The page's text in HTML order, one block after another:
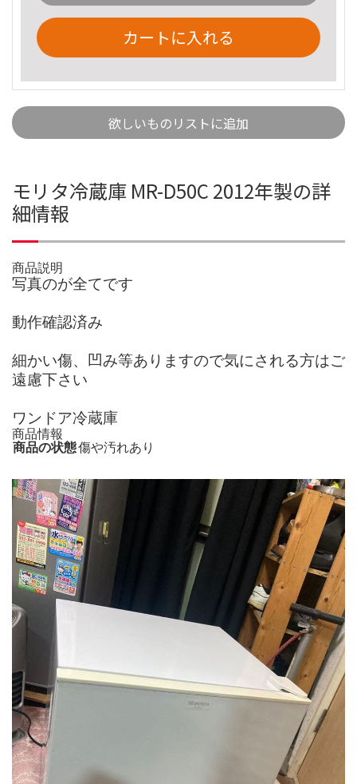
カートに入れる
欲しいものリストに追加
モリタ冷蔵庫 MR-D50C 2012年製の詳
細情報
商品説明
写真のが全てです
動作確認済み
細かい傷、凹み等ありますので気にされる方はご
遠慮下さい
ワンドア冷蔵庫
商品情報
商品の状態傷や汚れあり